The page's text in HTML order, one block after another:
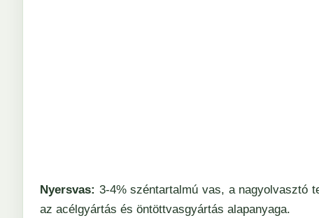
Nyersvas: 3-4% széntartalmú vas, a nagyolvasztó
az acélgyártás és öntöttvasgyártás alapanyaga.